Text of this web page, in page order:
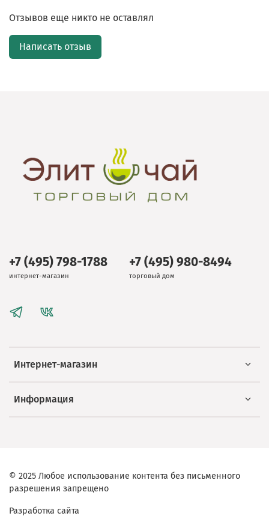
Отзывов еще никто не оставлял
Написать отзыв
Интернет-магазин
Информация
+7 (495) 798-1788
интернет-магазин
+7 (495) 980-8494
торговый дом
© 2025 Любое использование контента без письменного
разрешения запрещено
Разработка сайта